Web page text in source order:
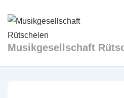
Zum
Inhalt
Musikgesellschaft